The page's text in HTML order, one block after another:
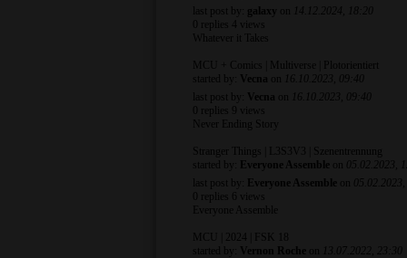
last post by: galaxy on
14.12.2024, 18:20
replies
4 views
Whatever it Takes
MCU + Comics | Multiverse | Plotorientiert
started by: Vecna on
16.10.2023, 09:40
last post by: Vecna on
16.10.2023, 09:40
replies
9 views
Never Ending Story
Stranger Things | L3S3V3 | Szenentrennung
started by:
Everyone Assemble on
05.02.2023,
last post by:
Everyone Assemble on
05.02.2023,
replies
6 views
Everyone Assemble
MCU | 2024 | FSK 18
started by: Vernon Roche on
13.07.2022, 23:30